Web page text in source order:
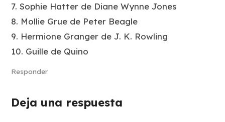
7. Sophie Hatter de Diane Wynne Jones
8. Mollie Grue de Peter Beagle
9. Hermione Granger de J. K. Rowling
10. Guille de Quino
Responder
Deja una respuesta